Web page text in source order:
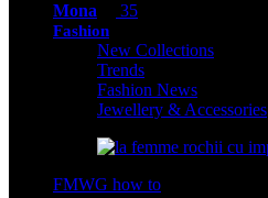
Mona 35
Fashion
New Collections
Trends
Fashion News
Jewellery & Accessories
FMWG how to